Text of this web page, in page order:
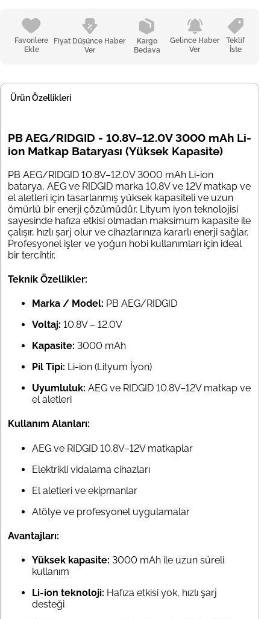
Favorilere
Ekle
Fiyat Düşünce Haber
Ver
Kargo
Bedava
Gelince Haber
Ver
Teklif
İste
Ürün Özellikleri
PB AEG/RIDGID - 10.8V–12.0V 3000 mAh Li-
ion Matkap Bataryası (Yüksek Kapasite)
PB AEG/RIDGID 10.8V–12.0V 3000 mAh Li-ion
batarya, AEG ve RIDGID marka 10.8V ve 12V matkap ve
el aletleri için tasarlanmış yüksek kapasiteli ve uzun
ömürlü bir enerji çözümüdür. Lityum iyon teknolojisi
sayesinde hafıza etkisi olmadan maksimum kapasite ile
çalışır, hızlı şarj olur ve cihazlarınıza kararlı enerji sağlar.
Profesyonel işler ve yoğun hobi kullanımları için ideal
bir tercihtir.
Teknik Özellikler:
Marka / Model: PB AEG/RIDGID
Voltaj: 10.8V – 12.0V
Kapasite: 3000 mAh
Pil Tipi: Li-ion (Lityum İyon)
Uyumluluk: AEG ve RIDGID 10.8V–12V matkap ve
el aletleri
Kullanım Alanları:
AEG ve RIDGID 10.8V–12V matkaplar
Elektrikli vidalama cihazları
El aletleri ve ekipmanlar
Atölye ve profesyonel uygulamalar
Avantajları:
Yüksek kapasite: 3000 mAh ile uzun süreli
kullanım
Li-ion teknoloji: Hafıza etkisi yok, hızlı şarj
desteği